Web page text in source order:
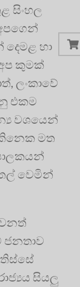
සිංහල
හා
කුමක්
ලංකාවේ
එකම
වශයෙන්
මත
වෙමින්
ජනතාව
සියලු